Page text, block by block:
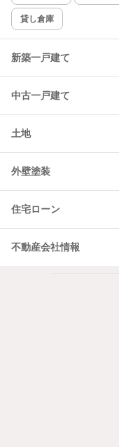
該当件数:
1件
貸し倉庫
新築一戸建て
中古一戸建て
土地
外壁塗装
住宅ローン
不動産会社情報